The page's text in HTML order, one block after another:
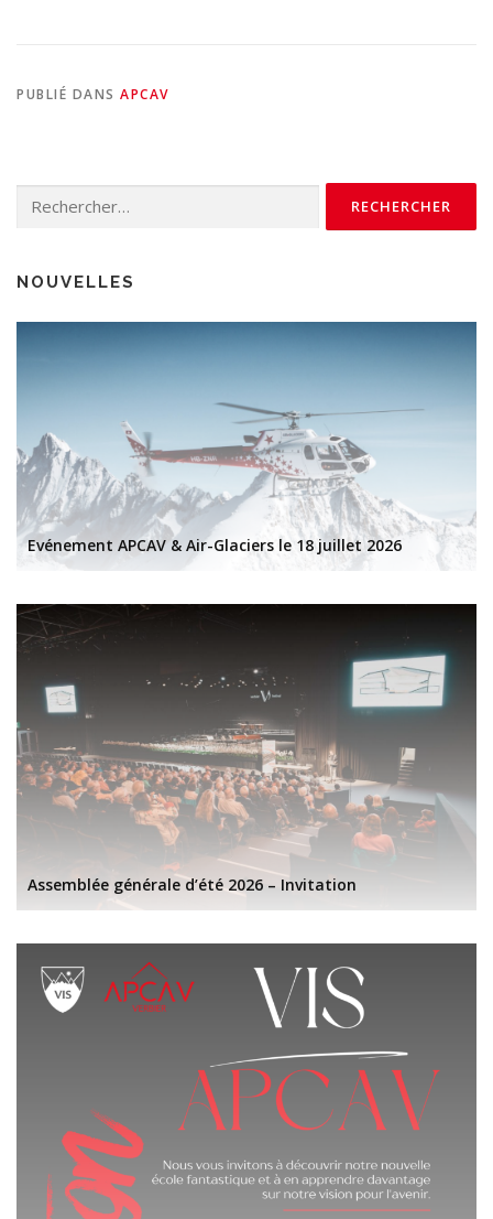
PUBLIÉ DANS APCAV
NOUVELLES
Evénement APCAV & Air-Glaciers le 18 juillet 2026
Assemblée générale d’été 2026 – Invitation